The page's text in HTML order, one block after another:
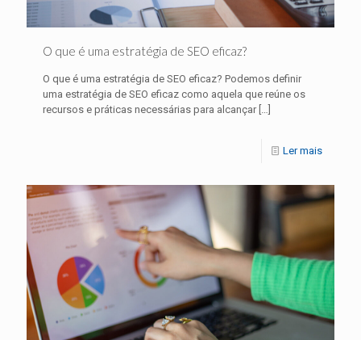
O que é uma estratégia de SEO eficaz?
O que é uma estratégia de SEO eficaz? Podemos definir
uma estratégia de SEO eficaz como aquela que reúne os
recursos e práticas necessárias para alcançar[…]
Ler mais